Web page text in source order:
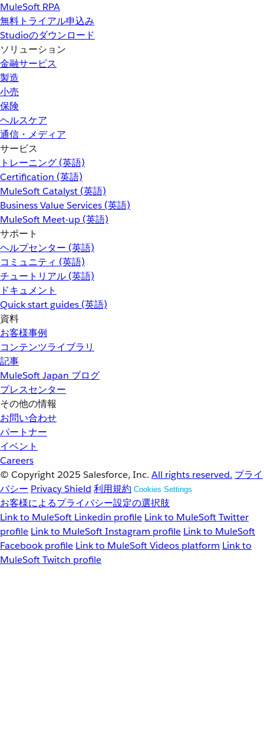
MuleSoft RPA
無料トライアル申込み
Studioのダウンロード
ソリューション
金融サービス
製造
小売
保険
ヘルスケア
通信・メディア
サービス
トレーニング (英語)
Certification (英語)
MuleSoft Catalyst (英語)
Business Value Services (英語)
MuleSoft Meet-up (英語)
サポート
ヘルプセンター (英語)
コミュニティ (英語)
チュートリアル (英語)
ドキュメント
Quick start guides (英語)
資料
お客様事例
コンテンツライブラリ
記事
MuleSoft Japan ブログ
プレスセンター
その他の情報
お問い合わせ
パートナー
イベント
Careers
© Copyright 2025 Salesforce, Inc. All rights reserved. プライ
バシー Privacy Shield 利用規約 Cookies Settings
お客様によるプライバシー設定の選択肢
Link to MuleSoft Linkedin profile Link to MuleSoft Twitter
profile Link to MuleSoft Instagram profile Link to MuleSoft
Facebook profile Link to MuleSoft Videos platform Link to
MuleSoft Twitch profile